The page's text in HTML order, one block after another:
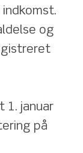
og
1. januar
på